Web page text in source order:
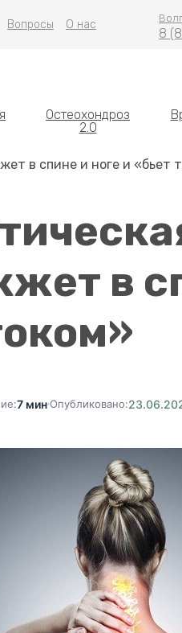
Вопросы О нас
Остеохондроз
2.0
8
в спине и ноге и «бьет
в
7 минОпубликовано: